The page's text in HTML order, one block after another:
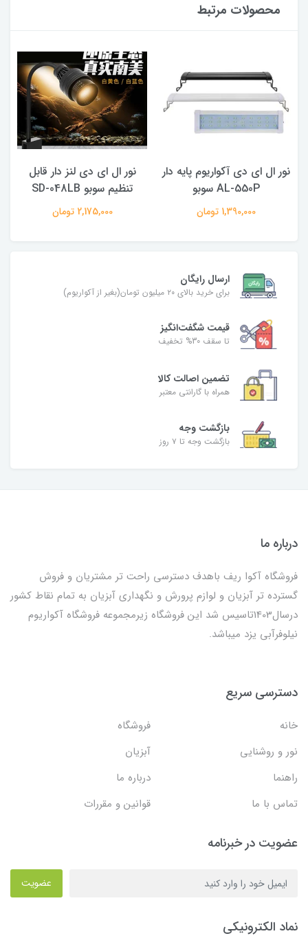
محصولات مرتبط
نور ال ای دی آکواریوم پایه دار
AL-550P سوبو
1,390,000 تومان
نور ال ای دی لنز دار قابل
تنظیم سوبو SD-048LB
2,175,000 تومان
ارسال رایگان
برای خرید بالای ۲۰ میلیون تومان(بغیر از آکواریوم)
قیمت شگفت‌انگیز
تا سقف 30% تخفیف
تضمین اصالت کالا
همراه با گارانتی معتبر
بازگشت وجه
بازگشت وجه تا ۷ روز
درباره ما
فروشگاه آکوا ریف باهدف دسترسی راحت تر مشتریان و فروش
گسترده تر آبزیان و لوازم پرورش و نگهداری آبزیان به تمام نقاط کشور
درسال1403تاسیس شد این فروشگاه زیرمجموعه فروشگاه آکواریوم
نیلوفرآبی یزد میباشد.
دسترسی سریع
خانه
فروشگاه
نور و روشنایی
آبزیان
راهنما
درباره ما
تماس با ما
قوانین و مقررات
عضویت در خبرنامه
عضویت
نماد الکترونیکی